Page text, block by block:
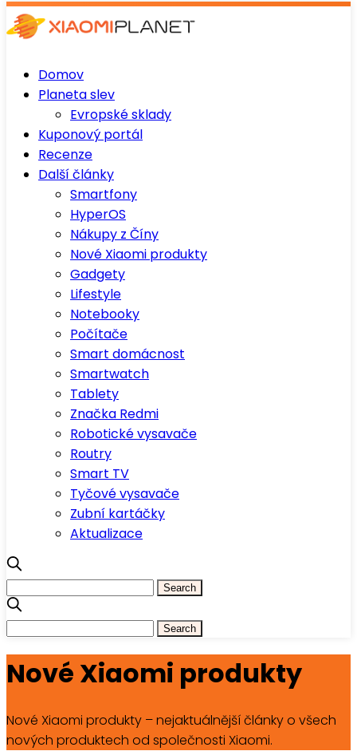
Domov
Planeta slev
Evropské sklady
Kuponový portál
Recenze
Další články
Smartfony
HyperOS
Nákupy z Číny
Nové Xiaomi produkty
Gadgety
Lifestyle
Notebooky
Počítače
Smart domácnost
Smartwatch
Tablety
Značka Redmi
Robotické vysavače
Routry
Smart TV
Tyčové vysavače
Zubní kartáčky
Aktualizace
Nové Xiaomi produkty
Nové Xiaomi produkty – nejaktuálnější články o všech
nových produktech od společnosti Xiaomi.